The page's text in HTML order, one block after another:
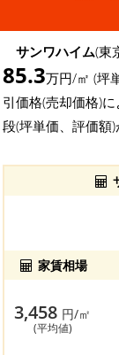
サンワハイム(東
85.3万円/㎡ (坪
引価格(売却価格)
段(坪単価、評価額
家賃相場
3,458 円/㎡
(平均値)